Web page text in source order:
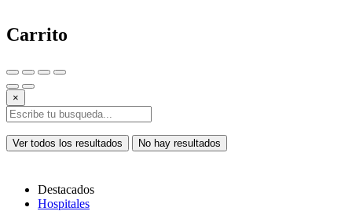
Carrito
×
Ver todos los resultados No hay resultados
Destacados
Hospitales